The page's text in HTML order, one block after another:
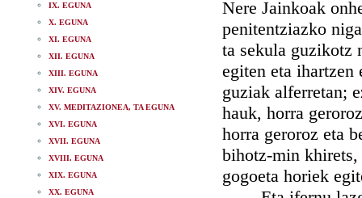
IX. EGUNA
X. EGUNA
XI. EGUNA
XII. EGUNA
XIII. EGUNA
XIV. EGUNA
XV. MEDITAZIONEA, TA EGUNA
XVI. EGUNA
XVII. EGUNA
XVIII. EGUNA
XIX. EGUNA
XX. EGUNA
Nere Jainkoak
penitentziazko
ta sekula guzikotz
egiten eta
guziak alferretan;
hauk, horra
horra geroroz eta
bihotz-min khirets,
gogoeta horiek